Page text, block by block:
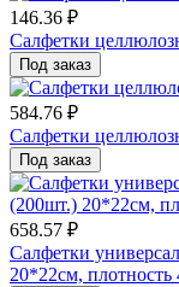
146.36 ₽
Салфетки
Под заказ
584.76 ₽
Салфетки
Под заказ
658.57 ₽
Салфетки
20*22см, плотность